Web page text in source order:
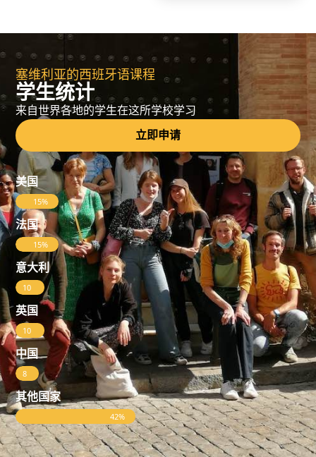
塞维利亚的西班牙语课程
学生统计
来自世界各地的学生在这所学校学习
立即申请
美国
15%
法国
15%
意大利
10
%
英国
10
%
中国
8
%
其他国家
42%